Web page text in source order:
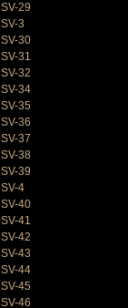
SV-29
SV-3
SV-30
SV-31
SV-32
SV-34
SV-35
SV-36
SV-37
SV-38
SV-39
SV-4
SV-40
SV-41
SV-42
SV-43
SV-44
SV-45
SV-46